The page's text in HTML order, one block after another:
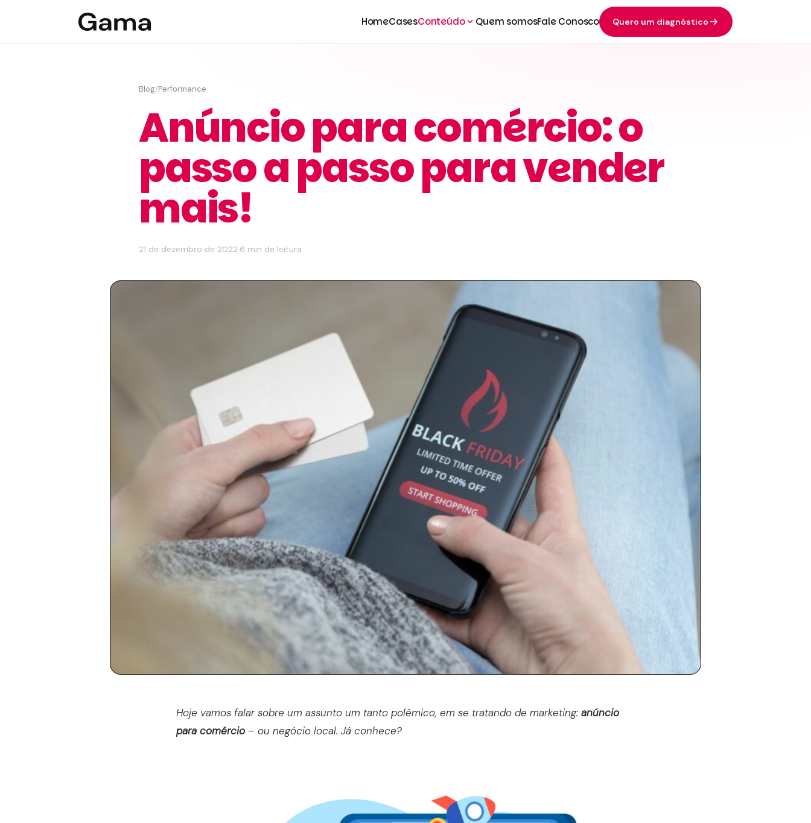
HomeCasesConteúdo Quem somosFale Conosco Quero um diagnóstico
Blog/Performance
Anúncio para comércio: o
passo a passo para vender
mais!
21 de dezembro de 2022·6 min de leitura
Hoje vamos falar sobre um assunto um tanto polêmico, em se tratando de marketing: anúncio
para comércio – ou negócio local. Já conhece?